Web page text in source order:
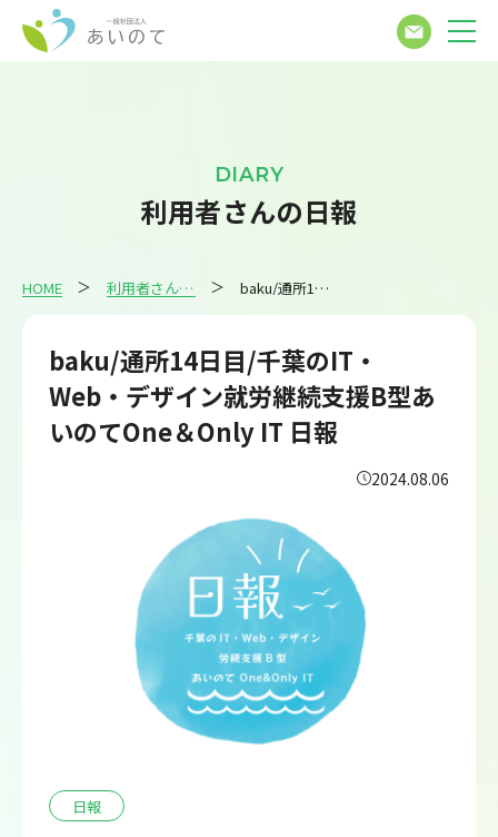
DIARY
利用者さんの日報
HOME 利用者さんの日報 baku/通所14日目/千葉のIT・Web・デザイン就労継続支援B型あいのてOne＆Only IT 日報
baku/通所14日目/千葉のIT・
Web・デザイン就労継続支援B型あ
いのてOne＆Only IT 日報
2024.08.06
日報